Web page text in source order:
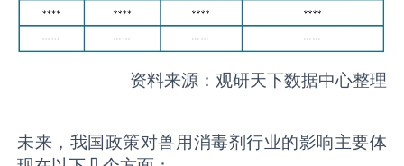
资料来源：观研天下数据中心整理
未来，我国政策对兽用消毒剂行业的影响主要体